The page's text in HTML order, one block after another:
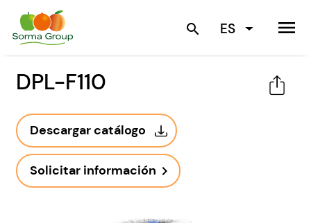
search ES menu
DPL-F110
Descargar catálogo
Solicitar información navigate_next